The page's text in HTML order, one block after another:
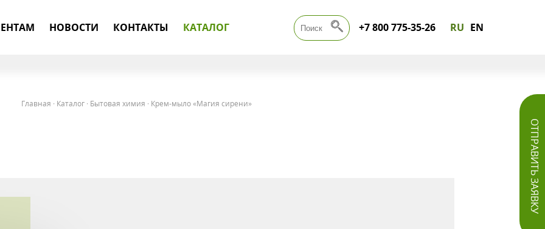
НОВОСТИ КОНТАКТЫ КАТАЛОГ +7 800 775-35-26 RU EN
ОТПРАВИТЬ ЗАЯВКУ
Главная · Каталог· Бытовая химия · Крем-мыло «Магия сирени»